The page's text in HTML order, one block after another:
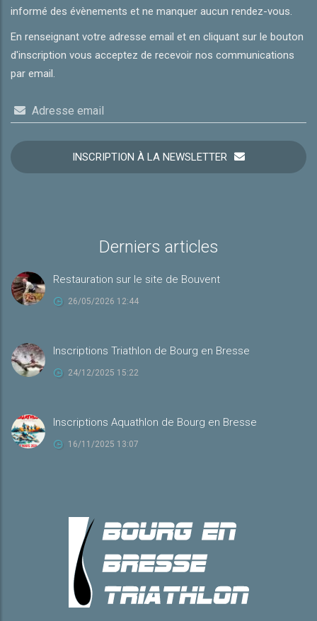
informé des évènements et ne manquer aucun rendez-vous.
En renseignant votre adresse email et en cliquant sur le bouton
d'inscription vous acceptez de recevoir nos communications
par email.
Adresse email
INSCRIPTION À LA NEWSLETTER
Derniers articles
Restauration sur le site de Bouvent
26/05/2026 12:44
Inscriptions Triathlon de Bourg en Bresse
24/12/2025 15:22
Inscriptions Aquathlon de Bourg en Bresse
16/11/2025 13:07